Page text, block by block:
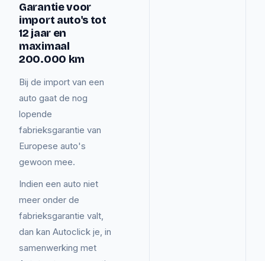
Garantie voor
import auto's tot
12 jaar en
maximaal
200.000 km
Bij de import van een
auto gaat de nog
lopende
fabrieksgarantie van
Europese auto's
gewoon mee.
Indien een auto niet
meer onder de
fabrieksgarantie valt,
dan kan Autoclick je, in
samenwerking met